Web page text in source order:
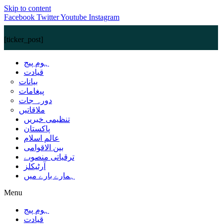
Skip to content
Facebook TwitterYoutube Instagram
[ticker_post]
ہوم پیج
قیادت
بیانات
پیغامات
دورہ جات
ملاقاتیں
تنظیمی خبریں
پاکستان
عالم اسلام
بین الاقوامی
ترقیاتی منصوبے
آرٹیکلز
ہمارے بارے میں
Menu
ہوم پیج
قیادت